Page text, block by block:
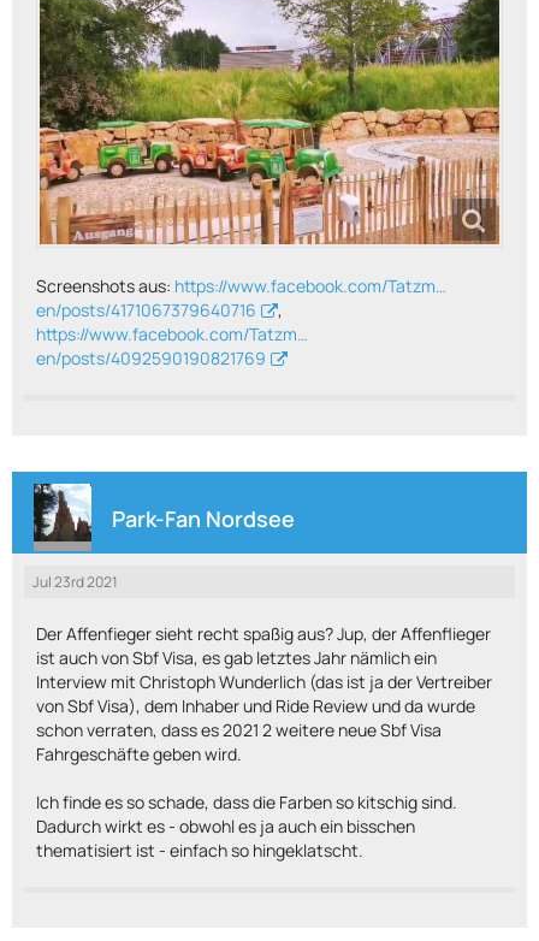
Screenshots aus: https://www.facebook.com/Tatzm…
en/posts/4171067379640716
,
https://www.facebook.com/Tatzm…
en/posts/4092590190821769
Park-Fan Nordsee
Jul 23rd 2021
Der Affenfieger sieht recht spaßig aus? Jup, der Affenflieger
ist auch von Sbf Visa, es gab letztes Jahr nämlich ein
Interview mit Christoph Wunderlich (das ist ja der Vertreiber
von Sbf Visa), dem Inhaber und Ride Review und da wurde
schon verraten, dass es 2021 2 weitere neue Sbf Visa
Fahrgeschäfte geben wird.
Ich finde es so schade, dass die Farben so kitschig sind.
Dadurch wirkt es - obwohl es ja auch ein bisschen
thematisiert ist - einfach so hingeklatscht.